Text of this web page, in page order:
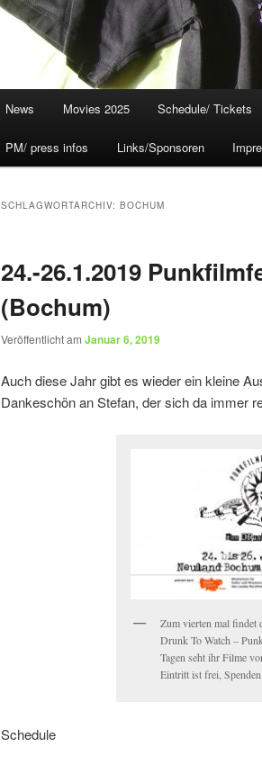
News Movies 2025 Schedule/ Tickets
PM/ press infos Links/Sponsoren
SCHLAGWORTARCHIV: BOCHUM
24.-26.1.2019
(Bochum)
Veröffentlicht am Januar 6, 2019
Auch diese Jahr gibt es wieder ein kleine
Dankeschön an Stefan, der sich da immer
Zum vierten mal findet
Drunk To Watch –
Tagen seht ihr Filme
Eintritt ist frei,
Schedule